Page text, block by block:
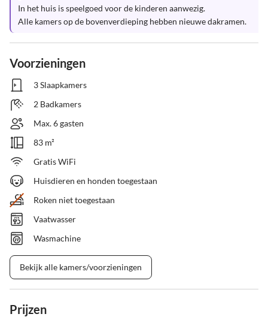
In het huis is speelgoed voor de kinderen aanwezig.
Alle kamers op de bovenverdieping hebben nieuwe dakramen.
Voorzieningen
3 Slaapkamers
2 Badkamers
Max. 6 gasten
83 m²
Gratis WiFi
Huisdieren en honden toegestaan
Roken niet toegestaan
Vaatwasser
Wasmachine
Bekijk alle kamers/voorzieningen
Prijzen